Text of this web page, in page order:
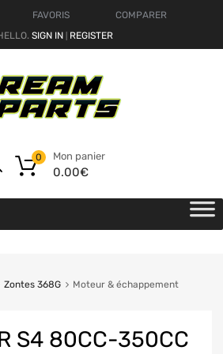
FAVORIS
COMPARER
SIGN IN REGISTER
Mon panier
0.00€
0
Zontes 368G Moteur & échappement
S4 80CC-350CC